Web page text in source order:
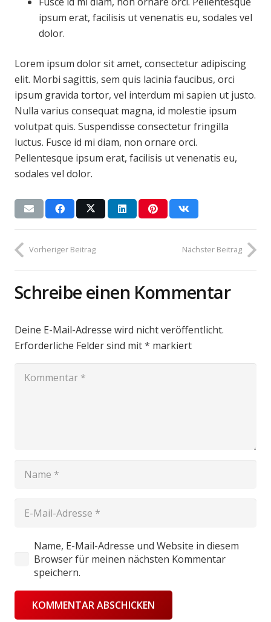
ipsum erat, facilisis ut venenatis eu, sodales vel
dolor.
Lorem ipsum dolor sit amet, consectetur adipiscing
elit. Morbi sagittis, sem quis lacinia faucibus, orci
ipsum gravida tortor, vel interdum mi sapien ut justo.
Nulla varius consequat magna, id molestie ipsum
volutpat quis. Suspendisse consectetur fringilla
luctus. Fusce id mi diam, non ornare orci.
Pellentesque ipsum erat, facilisis ut venenatis eu,
sodales vel dolor.
Vorheriger Beitrag Nächster Beitrag
Schreibe einen Kommentar
Deine E-Mail-Adresse wird nicht veröffentlicht.
Erforderliche Felder sind mit* markiert
Name, E-Mail-Adresse und Website in diesem
Browser für meinen nächsten Kommentar
speichern.
KOMMENTAR ABSCHICKEN